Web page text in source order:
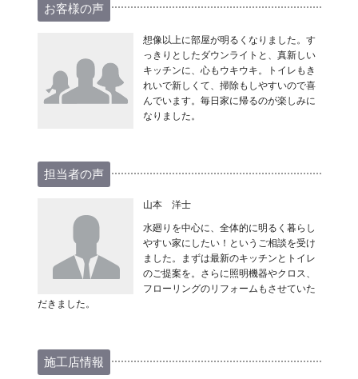
お客様の声
想像以上に部屋が明るくなりました。す
っきりとしたダウンライトと、真新しい
キッチンに、心もウキウキ。トイレもき
れいで新しくて、掃除もしやすいので喜
んでいます。毎日家に帰るのが楽しみに
なりました。
担当者の声
山本 洋士
水廻りを中心に、全体的に明るく暮らし
やすい家にしたい！というご相談を受け
ました。まずは最新のキッチンとトイレ
のご提案を。さらに照明機器やクロス、
フローリングのリフォームもさせていた
だきました。
施工店情報